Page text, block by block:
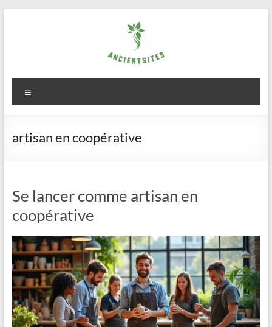
ancientsites.eu
artisan en coopérative
Se lancer comme artisan en
coopérative